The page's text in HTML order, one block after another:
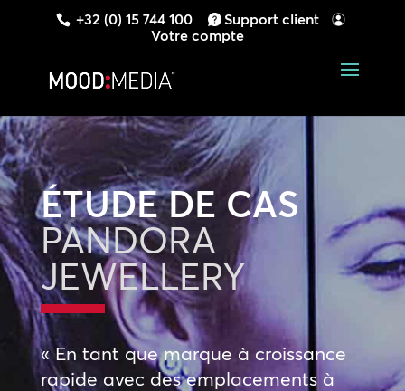
+32 (0) 15 744 100
Support client
Votre compte
ÉTUDE DE CAS
PANDORA
JEWELLERY
« En tant que marque à croissance
rapide avec des emplacements à